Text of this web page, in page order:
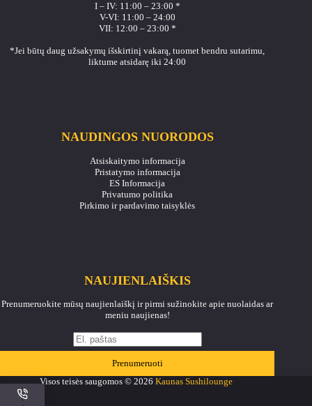
I – IV: 11:00 – 23:00 *
V-VI: 11:00 – 24:00
VII: 12:00 – 23:00 *
*Jei būtų daug užsakymų išskirtinį vakarą, tuomet bendru sutarimu,
liktume atsidarę iki 24:00
NAUDINGOS NUORODOS
Atsiskaitymo informacija
Pristatymo informacija
ES Informacija
Privatumo politika
Pirkimo ir pardavimo taisyklės
NAUJIENLAIŠKIS
Prenumeruokite mūsų naujienlaiškį ir pirmi sužinokite apie nuolaidas ar
meniu naujienas!
Prenumeruoti
Visos teisės saugomos © 2026Kaunas Sushilounge